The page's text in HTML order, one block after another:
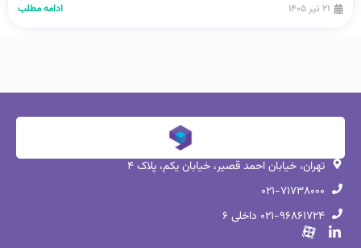
۲۱ تیر ۱۴۰۵ ادامه مطلب
تهران، خیابان احمد قصیر، خیابان یکم، پلاک ۴
۰۲۱-۷۱۷۳۸۰۰۰
۰۲۱-۹۶۸۶۱۷۲۴ داخلی ۶